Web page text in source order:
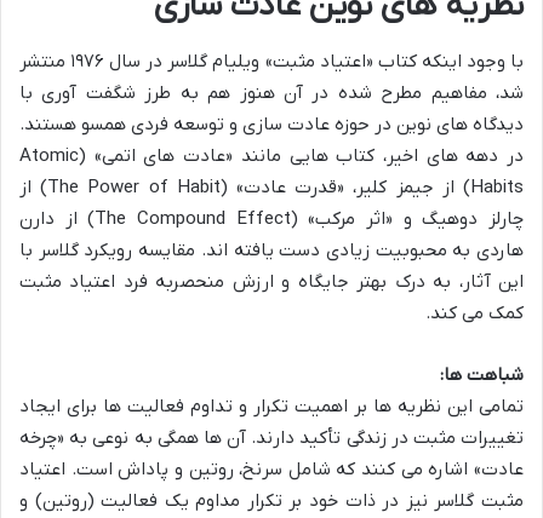
با وجود اینکه کتاب «اعتیاد مثبت» ویلیام گلاسر در سال ۱۹۷۶ منتشر
شد، مفاهیم مطرح شده در آن هنوز هم به طرز شگفت آوری با
دیدگاه های نوین در حوزه عادت سازی و توسعه فردی همسو هستند.
در دهه های اخیر، کتاب هایی مانند «عادت های اتمی» (Atomic
Habits) از جیمز کلیر، «قدرت عادت» (The Power of Habit) از
چارلز دوهیگ و «اثر مرکب» (The Compound Effect) از دارن
هاردی به محبوبیت زیادی دست یافته اند. مقایسه رویکرد گلاسر با
این آثار، به درک بهتر جایگاه و ارزش منحصربه فرد اعتیاد مثبت
کمک می کند.
شباهت ها:
تمامی این نظریه ها بر اهمیت تکرار و تداوم فعالیت ها برای ایجاد
تغییرات مثبت در زندگی تأکید دارند. آن ها همگی به نوعی به «چرخه
عادت» اشاره می کنند که شامل سرنخ، روتین و پاداش است. اعتیاد
مثبت گلاسر نیز در ذات خود بر تکرار مداوم یک فعالیت (روتین) و